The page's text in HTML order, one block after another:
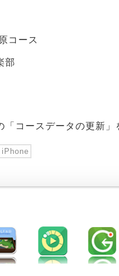
コース
部
「コースデータの更新」
iPhone